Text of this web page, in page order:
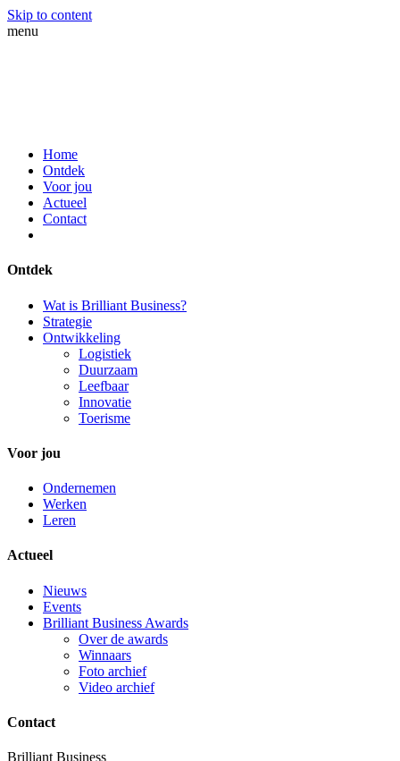
Skip to content
menu
Home
Ontdek
Voor jou
Actueel
Contact
Ontdek
Wat is Brilliant Business?
Strategie
Ontwikkeling
Logistiek
Duurzaam
Leefbaar
Innovatie
Toerisme
Voor jou
Ondernemen
Werken
Leren
Actueel
Nieuws
Events
Brilliant Business Awards
Over de awards
Winnaars
Foto archief
Video archief
Contact
Brilliant Business